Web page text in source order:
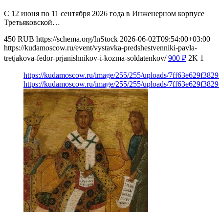
С 12 июня по 11 сентября 2026 года в Инженерном корпусе
Третьяковской…
450 RUB https://schema.org/InStock 2026-06-02T09:54:00+03:00
https://kudamoscow.ru/event/vystavka-predshestvenniki-pavla-
tretjakova-fedor-prjanishnikov-i-kozma-soldatenkov/ 900 ₽ 2K 1
https://kudamoscow.ru/image/255/255/uploads/
https://kudamoscow.ru/image/255/255/uploads/